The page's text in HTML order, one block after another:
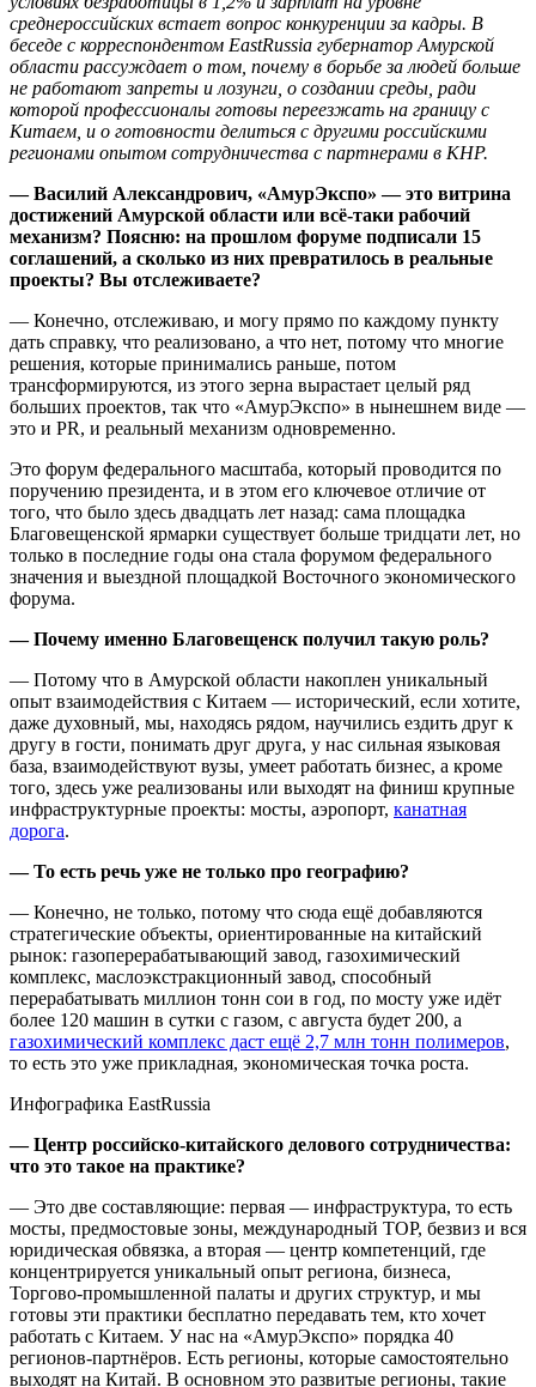
среднероссийских встает вопрос конкуренции за кадры. В
беседе с корреспондентом EastRussia губернатор Амурской
области рассуждает о том, почему в борьбе за людей больше
не работают запреты и лозунги, о создании среды, ради
которой профессионалы готовы переезжать на границу с
Китаем, и о готовности делиться с другими российскими
регионами опытом сотрудничества с партнерами в КНР.
— Василий Александрович, «АмурЭкспо» — это витрина
достижений Амурской области или всё-таки рабочий
механизм? Поясню: на прошлом форуме подписали 15
соглашений, а сколько из них превратилось в реальные
проекты? Вы отслеживаете?
— Конечно, отслеживаю, и могу прямо по каждому пункту
дать справку, что реализовано, а что нет, потому что многие
решения, которые принимались раньше, потом
трансформируются, из этого зерна вырастает целый ряд
больших проектов, так что «АмурЭкспо» в нынешнем виде —
это и PR, и реальный механизм одновременно.
Это форум федерального масштаба, который проводится по
поручению президента, и в этом его ключевое отличие от
того, что было здесь двадцать лет назад: сама площадка
Благовещенской ярмарки существует больше тридцати лет, но
только в последние годы она стала форумом федерального
значения и выездной площадкой Восточного экономического
форума.
— Почему именно Благовещенск получил такую роль?
— Потому что в Амурской области накоплен уникальный
опыт взаимодействия с Китаем — исторический, если хотите,
даже духовный, мы, находясь рядом, научились ездить друг к
другу в гости, понимать друг друга, у нас сильная языковая
база, взаимодействуют вузы, умеет работать бизнес, а кроме
того, здесь уже реализованы или выходят на финиш крупные
инфраструктурные проекты: мосты, аэропорт, канатная
дорога.
— То есть речь уже не только про географию?
— Конечно, не только, потому что сюда ещё добавляются
стратегические объекты, ориентированные на китайский
рынок: газоперерабатывающий завод, газохимический
комплекс, маслоэкстракционный завод, способный
перерабатывать миллион тонн сои в год, по мосту уже идёт
более 120 машин в сутки с газом, с августа будет 200, а
газохимический комплекс даст ещё 2,7 млн тонн полимеров,
то есть это уже прикладная, экономическая точка роста.
Инфографика EastRussia
— Центр российско-китайского делового сотрудничества:
что это такое на практике?
— Это две составляющие: первая — инфраструктура, то есть
мосты, предмостовые зоны, международный ТОР, безвиз и вся
юридическая обвязка, а вторая — центр компетенций, где
концентрируется уникальный опыт региона, бизнеса,
Торгово-промышленной палаты и других структур, и мы
готовы эти практики бесплатно передавать тем, кто хочет
работать с Китаем. У нас на «АмурЭкспо» порядка 40
регионов-партнёров. Есть регионы, которые самостоятельно
выходят на Китай. В основном это развитые регионы, такие